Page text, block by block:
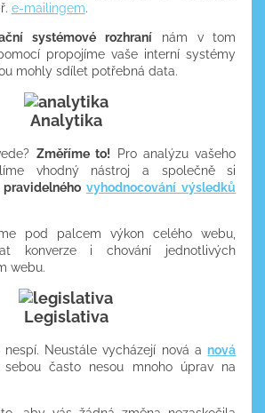
e-mailingem.
systémové rozhranínám v tom
propojíme vaše interní systémy
mohly sdílet potřebná data.
Analytika
Změříme to! Pro analýzu vašeho
vhodný nástroj a společně si
pravidelného vyhodnocování výsledků
pod palcem výkon celého webu,
konverze i chování jednotlivých
webu.
Legislativa
nespí. Neustále vycházejí nová anová
často nesou mnoho úprav na